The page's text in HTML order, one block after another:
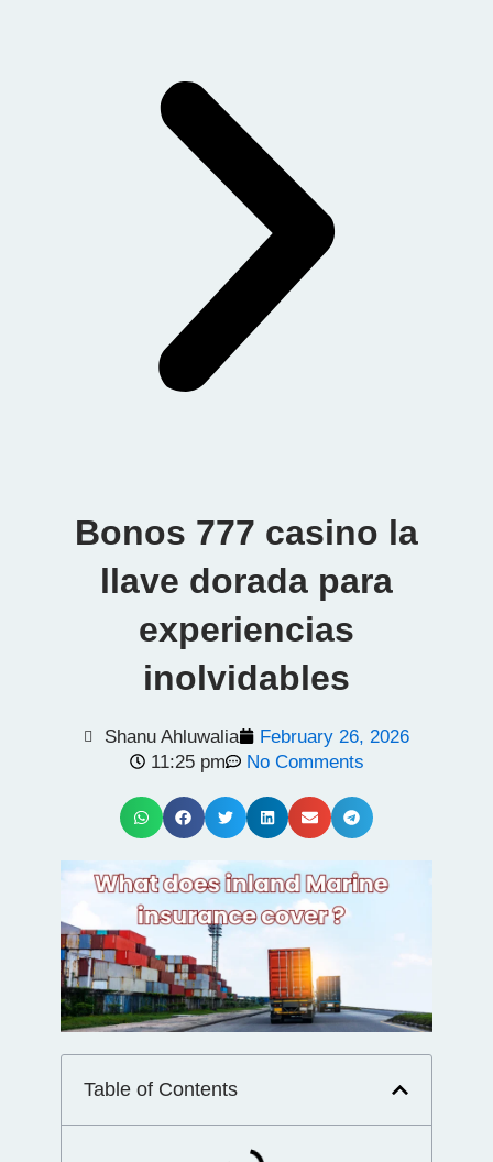
Bonos 777 casino la
llave dorada para
experiencias
inolvidables
Shanu Ahluwalia
February 26, 2026
11:25 pm
No Comments
Table of Contents